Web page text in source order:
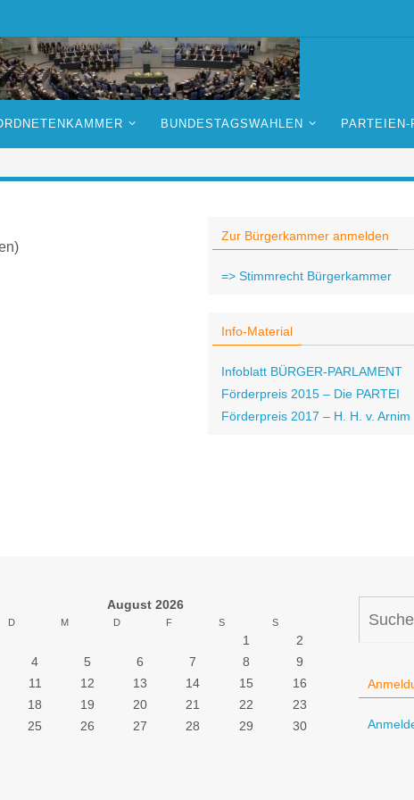
BUNDESTAGSWAHLEN PARTEIEN-
Zur Bürgerkammer anmelden
=> Stimmrecht Bürgerkammer
Info-Material
Infoblatt BÜRGER-PARLAMENT
Förderpreis 2015 – Die PARTEI
Förderpreis 2017 – H. H. v. Arnim
August 2026
D M D F S S
1
2
4 5 6 7 8
9
11 12 13 14 15
16
18 19 20 21 22
23
25 26 27 28 29
30